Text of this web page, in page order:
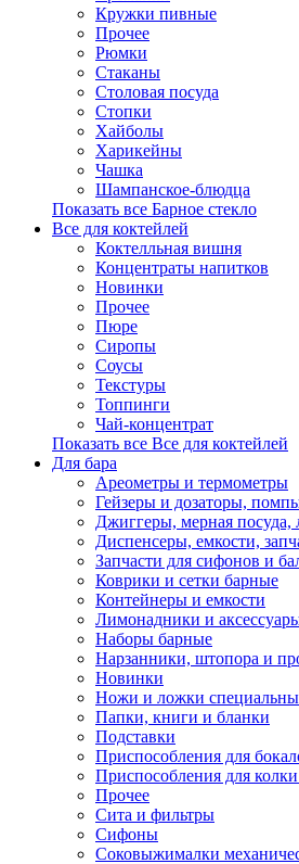
Кружки пивные
Прочее
Рюмки
Стаканы
Столовая посуда
Стопки
Хайболы
Харикейны
Чашка
Шампанское-блюдца
Показать все Барное стекло
Все для коктейлей
Коктелльная вишня
Концентраты напитков
Новинки
Прочее
Пюре
Сиропы
Соусы
Текстуры
Топпинги
Чай-концентрат
Показать все Все для коктейлей
Для бара
Ареометры и термометры
Гейзеры и дозаторы,
Джиггеры, мерная посуда,
Диспенсеры, емкости,
Запчасти для сифонов и
Коврики и сетки барные
Контейнеры и емкости
Лимонадники и
Наборы барные
Нарзанники, штопора и
Новинки
Ножи и ложки
Папки, книги и бланки
Подставки
Приспособления для
Приспособления для
Прочее
Сита и фильтры
Сифоны
Соковыжималки